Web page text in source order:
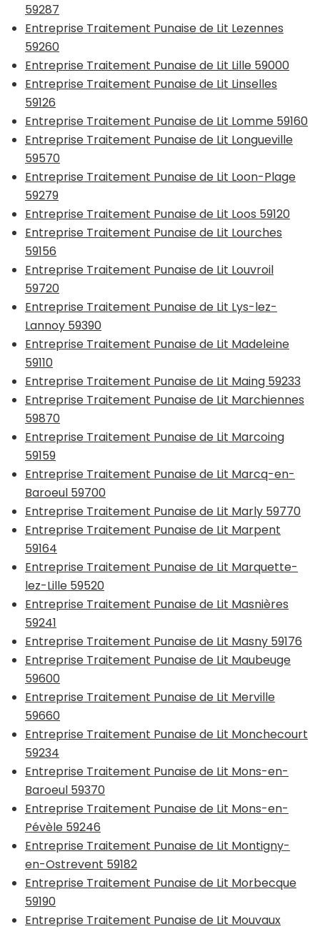
59287
Entreprise Traitement Punaise de Lit Lezennes
59260
Entreprise Traitement Punaise de Lit Lille 59000
Entreprise Traitement Punaise de Lit Linselles
59126
Entreprise Traitement Punaise de Lit Lomme 59160
Entreprise Traitement Punaise de Lit Longueville
59570
Entreprise Traitement Punaise de Lit Loon-Plage
59279
Entreprise Traitement Punaise de Lit Loos 59120
Entreprise Traitement Punaise de Lit Lourches
59156
Entreprise Traitement Punaise de Lit Louvroil
59720
Entreprise Traitement Punaise de Lit Lys-lez-
Lannoy 59390
Entreprise Traitement Punaise de Lit Madeleine
59110
Entreprise Traitement Punaise de Lit Maing 59233
Entreprise Traitement Punaise de Lit Marchiennes
59870
Entreprise Traitement Punaise de Lit Marcoing
59159
Entreprise Traitement Punaise de Lit Marcq-en-
Baroeul 59700
Entreprise Traitement Punaise de Lit Marly 59770
Entreprise Traitement Punaise de Lit Marpent
59164
Entreprise Traitement Punaise de Lit Marquette-
lez-Lille 59520
Entreprise Traitement Punaise de Lit Masnières
59241
Entreprise Traitement Punaise de Lit Masny 59176
Entreprise Traitement Punaise de Lit Maubeuge
59600
Entreprise Traitement Punaise de Lit Merville
59660
Entreprise Traitement Punaise de Lit Monchecourt
59234
Entreprise Traitement Punaise de Lit Mons-en-
Baroeul 59370
Entreprise Traitement Punaise de Lit Mons-en-
Pévèle 59246
Entreprise Traitement Punaise de Lit Montigny-
en-Ostrevent 59182
Entreprise Traitement Punaise de Lit Morbecque
59190
Entreprise Traitement Punaise de Lit Mouvaux